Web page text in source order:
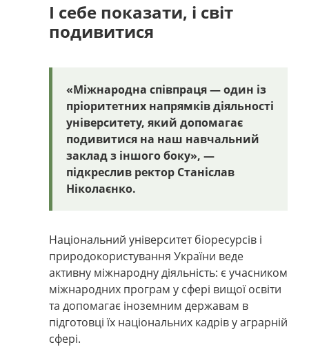
І себе показати, і світ
подивитися
«Міжнародна співпраця — один із
пріоритетних напрямків діяльності
університету, який допомагає
подивитися на наш навчальний
заклад з іншого боку», —
підкреслив ректор Станіслав
Ніколаєнко.
Національний університет біоресурсів і
природокористування України веде
активну міжнародну діяльність: є учасником
міжнародних програм у сфері вищої освіти
та допомагає іноземним державам в
підготовці їх національних кадрів у аграрній
сфері.